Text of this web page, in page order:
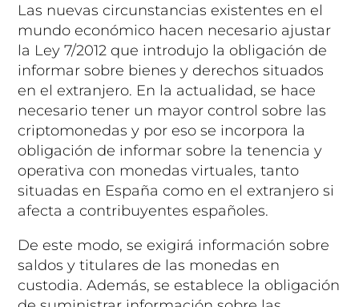
Las nuevas circunstancias existentes en el
mundo económico hacen necesario ajustar
la Ley 7/2012 que introdujo la obligación de
informar sobre bienes y derechos situados
en el extranjero. En la actualidad, se hace
necesario tener un mayor control sobre las
criptomonedas y por eso se incorpora la
obligación de informar sobre la tenencia y
operativa con monedas virtuales, tanto
situadas en España como en el extranjero si
afecta a contribuyentes españoles.
De este modo, se exigirá información sobre
saldos y titulares de las monedas en
custodia. Además, se establece la obligación